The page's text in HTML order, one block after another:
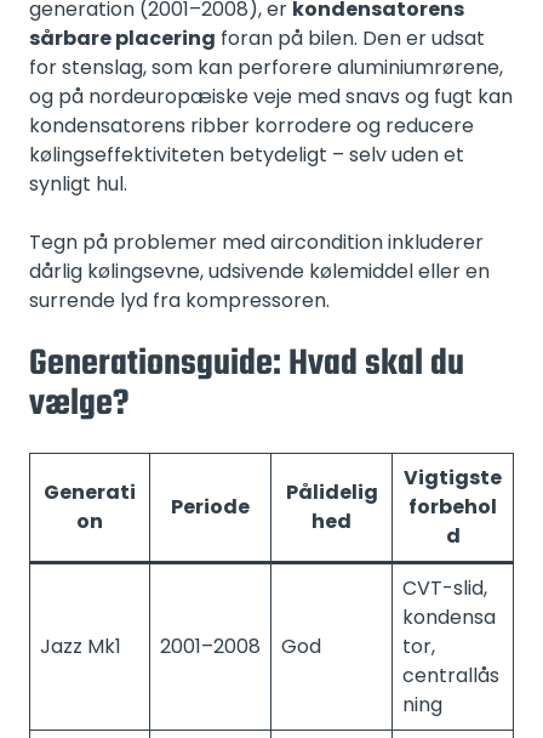
generation (2001–2008), er kondensatorens
sårbare placering foran på bilen. Den er udsat
for stenslag, som kan perforere aluminiumrørene,
og på nordeuropæiske veje med snavs og fugt kan
kondensatorens ribber korrodere og reducere
kølingseffektiviteten betydeligt – selv uden et
synligt hul.
Tegn på problemer med aircondition inkluderer
dårlig kølingsevne, udsivende kølemiddel eller en
surrende lyd fra kompressoren.
Generationsguide: Hvad skal du
vælge?
Generati
on
Periode
Pålidelig
hed
Vigtigste
forbehol
d
Jazz Mk1 2001–2008 God
CVT-slid,
kondensa
tor,
centrallås
ning